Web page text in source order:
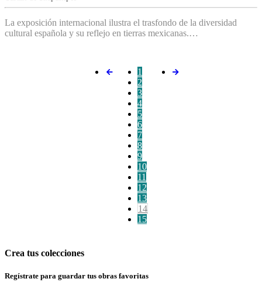
La exposición internacional ilustra el trasfondo de la diversidad
cultural española y su reflejo en tierras mexicanas.…
1
2
3
4
5
6
7
8
9
10
11
12
13
14
15
Crea tus colecciones
Regístrate para guardar tus obras favoritas